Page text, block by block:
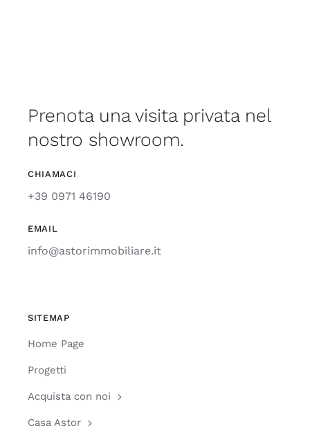
Prenota una visita privata nel
nostro showroom.
CHIAMACI
+39 0971 46190
EMAIL
info@astorimmobiliare.it
SITEMAP
Home Page
Progetti
Acquista con noi
Casa Astor